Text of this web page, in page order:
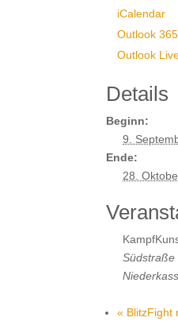
iCalendar
Outlook 365
Outlook
Details
Beginn:
9.
Ende:
28.
Südstraße
« BlitzFight